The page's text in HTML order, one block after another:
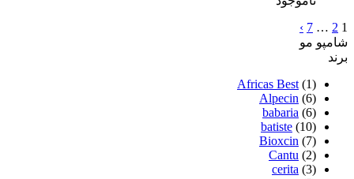
لیتر
ناموجود
…
7
›
شامپو مو
برند